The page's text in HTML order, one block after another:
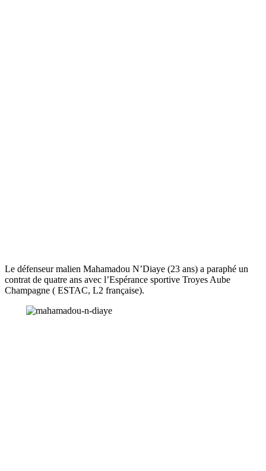
Le défenseur malien Mahamadou N’Diaye (23 ans) a paraphé un
contrat de quatre ans avec l’Espérance sportive Troyes Aube
Champagne ( ESTAC, L2 française).